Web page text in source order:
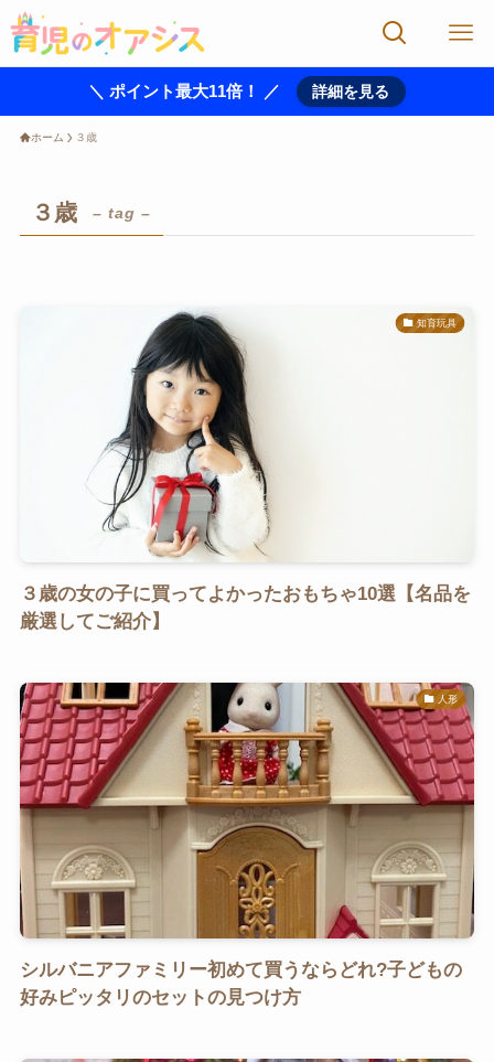
＼ ポイント最大11倍！ ／ 詳細を見る
ホーム ３歳
３歳 – tag –
知育玩具
３歳の女の子に買ってよかったおもちゃ10選【名品を
厳選してご紹介】
人形
シルバニアファミリー初めて買うならどれ?子どもの
好みピッタリのセットの見つけ方